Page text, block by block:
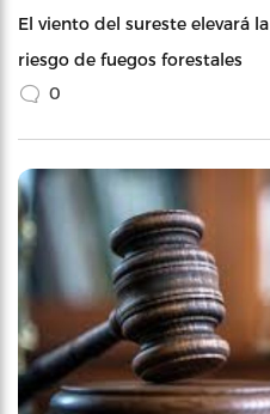
El viento del sureste elevará
riesgo de fuegos forestales
0